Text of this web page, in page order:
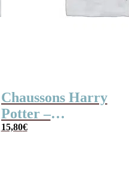
Chaussons Harry
Potter –
Gryffondor taille
15,80€